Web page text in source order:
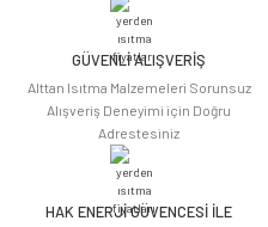
Ürün fiyatı diğer sitelerden daha
Bu ürüne benzer farklı
GÜVENLİ ALIŞVERİŞ
Alttan Isıtma Malzemeleri Sorunsuz
Alışveriş Deneyimi için Doğru
Adrestesiniz
HAK ENERJİ GÜVENCESİ İLE